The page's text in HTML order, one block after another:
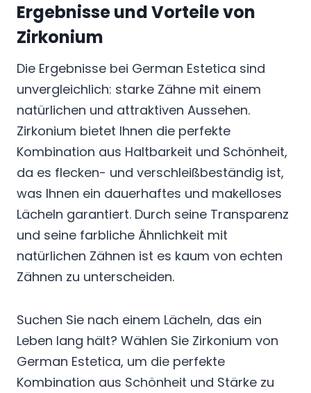
Ergebnisse und Vorteile von
Zirkonium
Die Ergebnisse bei German Estetica sind
unvergleichlich: starke Zähne mit einem
natürlichen und attraktiven Aussehen.
Zirkonium bietet Ihnen die perfekte
Kombination aus Haltbarkeit und Schönheit,
da es flecken- und verschleißbeständig ist,
was Ihnen ein dauerhaftes und makelloses
Lächeln garantiert. Durch seine Transparenz
und seine farbliche Ähnlichkeit mit
natürlichen Zähnen ist es kaum von echten
Zähnen zu unterscheiden.
Suchen Sie nach einem Lächeln, das ein
Leben lang hält? Wählen Sie Zirkonium von
German Estetica, um die perfekte
Kombination aus Schönheit und Stärke zu